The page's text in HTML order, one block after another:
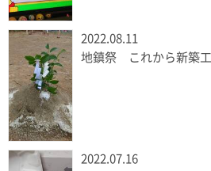
2022.08.11
地鎮祭 これから新築
2022.07.16